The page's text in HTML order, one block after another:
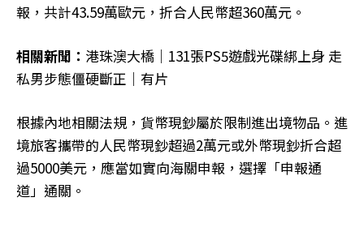
報，共計43.59萬歐元，折合人民幣超360萬元。
相關新聞： 港珠澳大橋｜131張PS5遊戲光碟綁上身 走
私男步態僵硬斷正｜有片
根據內地相關法規，貨幣現鈔屬於限制進出境物品。進
境旅客攜帶的人民幣現鈔超過2萬元或外幣現鈔折合超
過5000美元，應當如實向海關申報，選擇「申報通
道」通關。